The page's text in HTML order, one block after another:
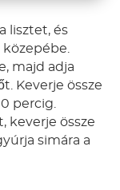
lisztet, és
majd adja
Keverje össze
percig.
keverje össze
simára a